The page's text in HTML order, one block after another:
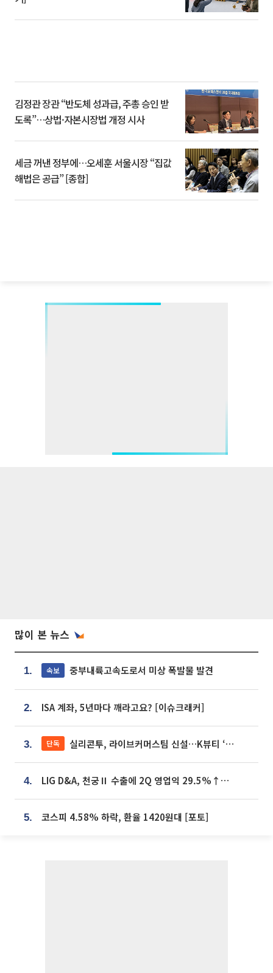
김정관 장관 “반도체 성과급, 주총 승인 받
도록”…상법·자본시장법 개정 시사
세금 꺼낸 정부에…오세훈 서울시장 “집값
해법은 공급” [종합]
많이 본 뉴스
1. 속보 중부내륙고속도로서 미상 폭발물 발견
2. ISA 계좌, 5년마다 깨라고요? [이슈크래커]
3. 단독 실리콘투, 라이브커머스팀 신설…K뷰티 ‘글로벌 판매망’ 확대[K뷰티 라방戰]
4. LIG D&A, 천궁Ⅱ 수출에 2Q 영업익 29.5%↑…수주잔고 24.6조 [종합]
5. 코스피 4.58% 하락, 환율 1420원대 [포토]